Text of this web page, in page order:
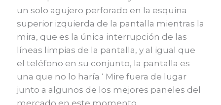
un solo agujero perforado en la esquina
superior izquierda de la pantalla mientras la
mira, que es la única interrupción de las
líneas limpias de la pantalla, y al igual que
el teléfono en su conjunto, la pantalla es
una que no lo haría ‘ Mire fuera de lugar
junto a algunos de los mejores paneles del
mercado en este momento.